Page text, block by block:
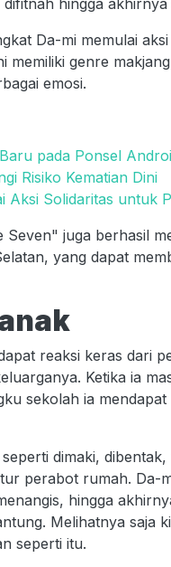
hingga
Da-mi memulai
memiliki genre
emosi.
pada Ponsel
Risiko Kematian Dini
Aksi Solidaritas untuk
juga berhasil
yang dapat
reaksi keras dari
Ketika ia
sekolah ia
dimaki,
perabot rumah. Da-
hingga
Melihatnya saja
seperti itu.